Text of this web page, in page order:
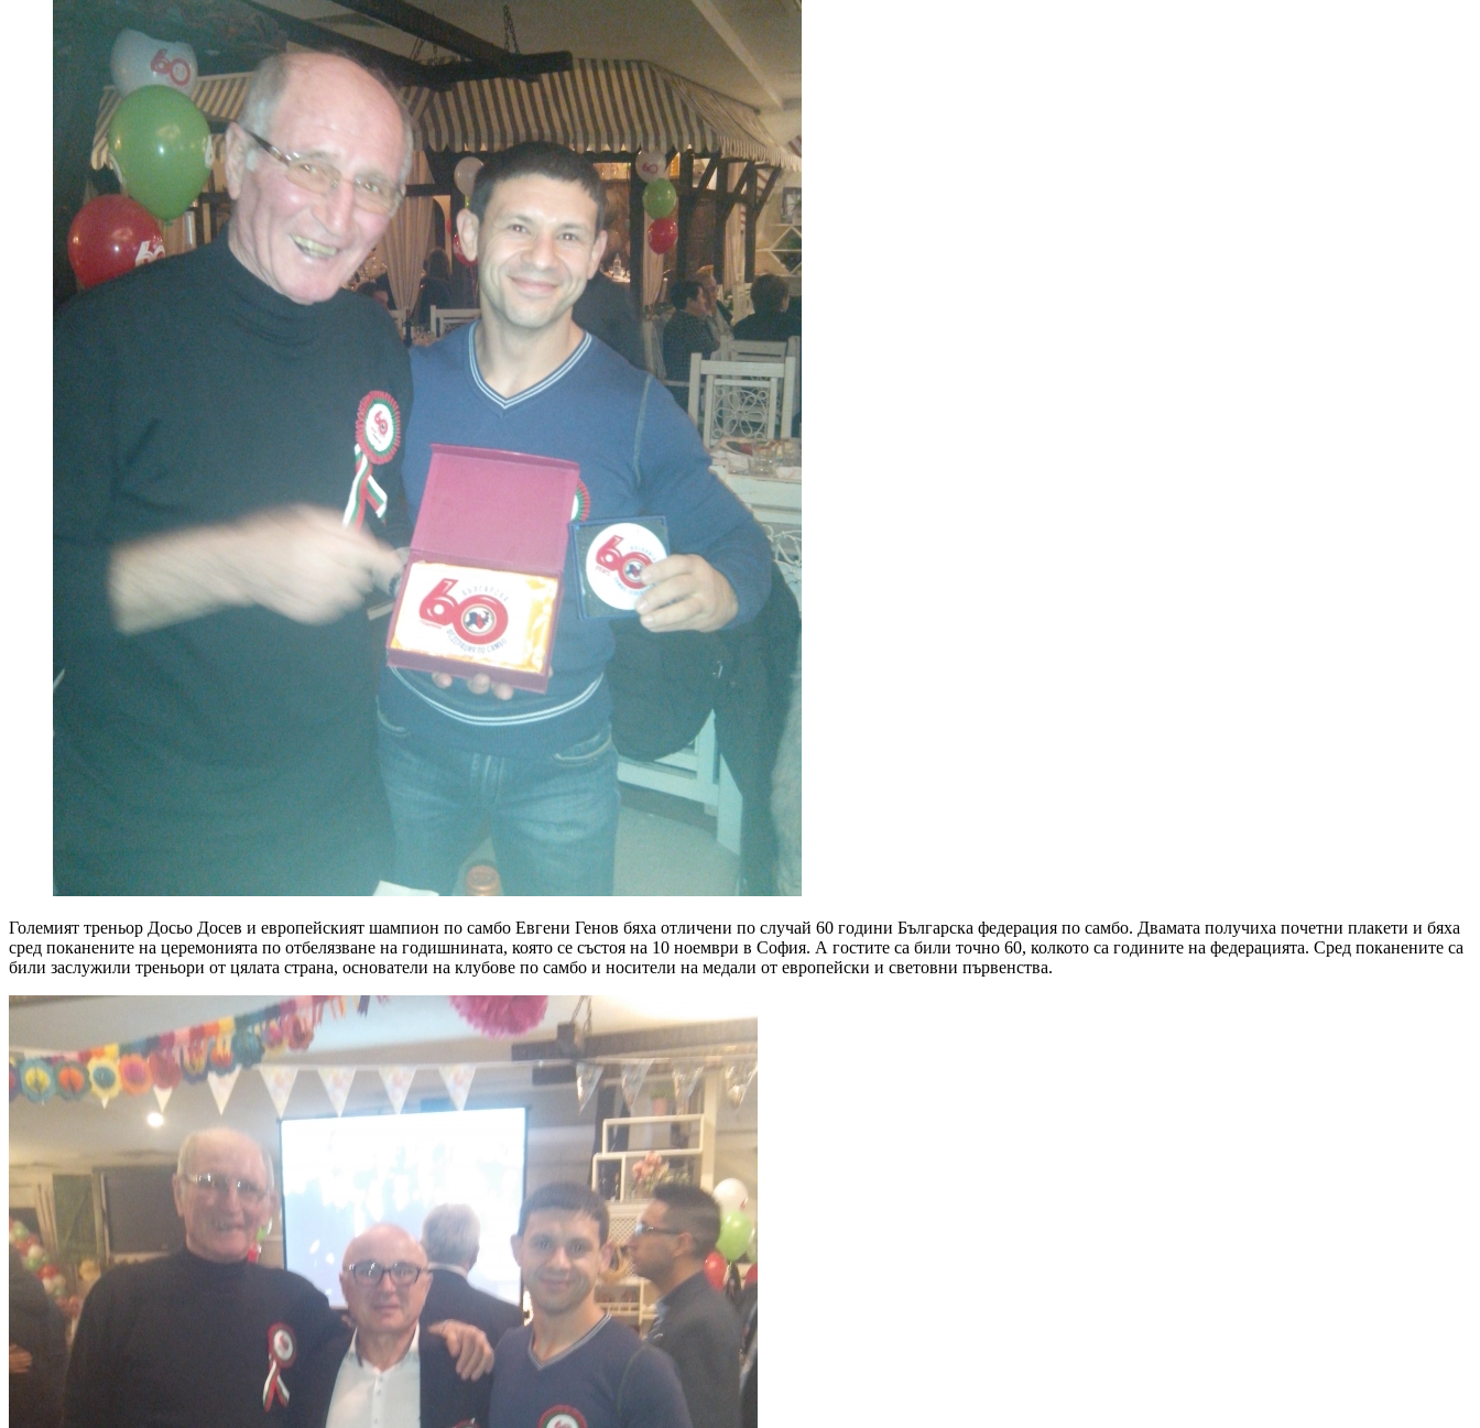
Големият треньор Досьо Досев и европейският шампион по самбо Евгени Генов бяха отличени по случай 60 години Българска федерация по самбо. Двамата получиха почетни плакети и бяха
сред поканените на церемонията по отбелязване на годишнината, която се състоя на 10 ноември в София. А гостите са били точно 60, колкото са годините на федерацията. Сред поканените са
били заслужили треньори от цялата страна, основатели на клубове по самбо и носители на медали от европейски и световни първенства.